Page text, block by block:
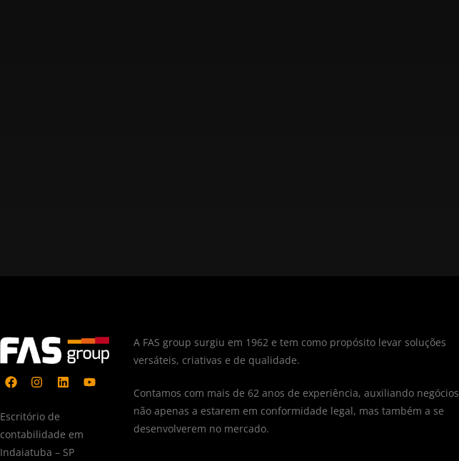
Escritório de
contabilidade em
Indaiatuba – SP
A FAS group surgiu em 1962 e tem como propósito levar soluções
versáteis, criativas e de qualidade.
Contamos com mais de 62 anos de experiência, auxiliando negócios
não apenas a estarem em conformidade legal, mas também a se
desenvolverem no mercado.